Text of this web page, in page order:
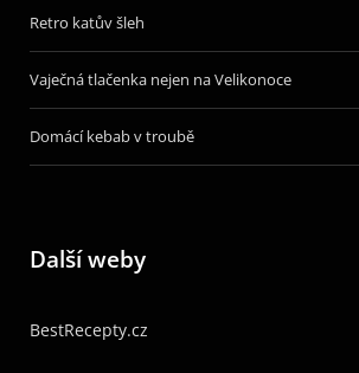
Retro katův šleh
Vaječná tlačenka nejen na Velikonoce
Domácí kebab v troubě
Další weby
BestRecepty.cz